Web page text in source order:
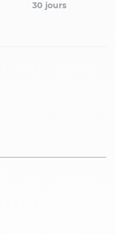
30 jours